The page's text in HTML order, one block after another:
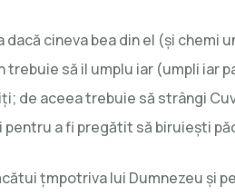
cineva bea din el (și chemi
trebuie să il umplu iar (umpli iar
de aceea trebuie să strângi
a fi pregătit să biruiești
țmpotriva lui Dumnezeu și